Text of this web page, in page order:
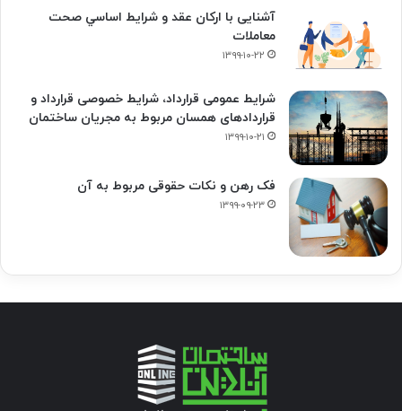
آشنایی با ارکان عقد و شرايط اساسي صحت
معاملات
۱۳۹۹-۱۰-۲۲
شرایط عمومی قرارداد، شرایط خصوصی قرارداد و
قراردادهای همسان مربوط به مجریان ساختمان
۱۳۹۹-۱۰-۲۱
فک‌ رهن و نکات حقوقی مربوط به آن
۱۳۹۹-۰۹-۲۳